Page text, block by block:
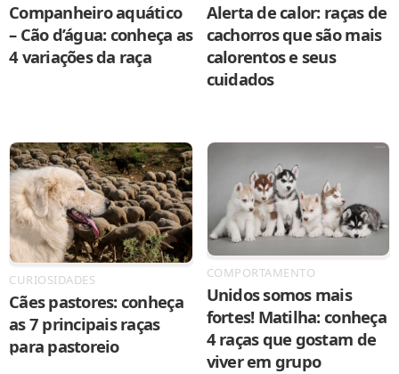
Companheiro aquático
– Cão d’água: conheça as
4 variações da raça
Alerta de calor: raças de
cachorros que são mais
calorentos e seus
cuidados
CURIOSIDADES
Cães pastores: conheça
as 7 principais raças
para pastoreio
COMPORTAMENTO
Unidos somos mais
fortes! Matilha: conheça
4 raças que gostam de
viver em grupo